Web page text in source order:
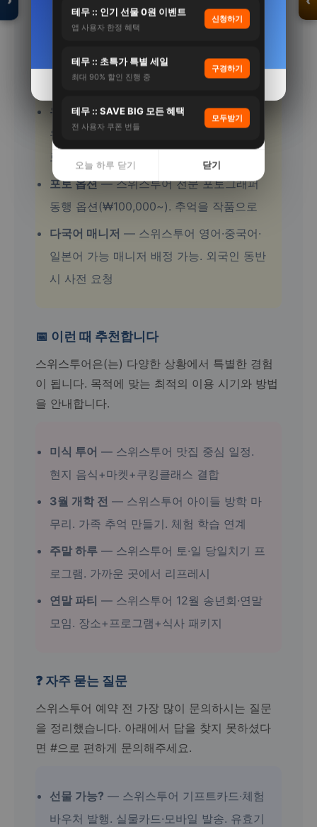
튜브 10분만 봐도 현장 이해도·즐거움 크게
우천 대비 — 스위스투어 야외 프로그램은
우천 시 무료 일정 변경 보장. 실내 대안 프
로그램도 준비
포토 옵션— 스위스투어 전문 포토그래퍼
동행 옵션(₩100,000~). 추억을 작품으로
다국어 매니저 — 스위스투어 영어·중국어·
일본어 가능 매니저 배정 가능. 외국인 동반
시 사전 요청
📅 이런 때 추천합니다
스위스투어은(는) 다양한 상황에서 특별한 경험
이 됩니다. 목적에 맞는 최적의 이용 시기와 방법
을 안내합니다.
미식 투어 — 스위스투어 맛집 중심 일정.
현지 음식+마켓+쿠킹클래스 결합
3월 개학 전 — 스위스투어 아이들 방학 마
무리. 가족 추억 만들기. 체험 학습 연계
주말 하루 — 스위스투어 토·일 당일치기 프
로그램. 가까운 곳에서 리프레시
연말 파티 — 스위스투어 12월 송년회·연말
모임. 장소+프로그램+식사 패키지
❓ 자주 묻는 질문
스위스투어 예약 전 가장 많이 문의하시는 질문
을 정리했습니다. 아래에서 답을 찾지 못하셨다
면 #으로 편하게 문의해주세요.
선물 가능? — 스위스투어 기프트카드·체험
바우처 발행. 실물카드·모바일 발송. 유효기
테무 :: 인기 선물 0원 이벤트
앱 사용자 한정 혜택
신청하기
테무 :: 초특가 특별 세일
최대 90% 할인 진행 중
구경하기
테무 :: SAVE BIG 모든 혜택
전 사용자 쿠폰 번들
모두받기
오늘 하루 닫기 닫기
자세히 보기 →
자세히 보기 →